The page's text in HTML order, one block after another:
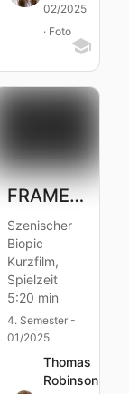
02/2025
· Foto
FRAME BY FRAME
Szenischer
Biopic
Kurzfilm,
Spielzeit
5:20 min
4. Semester -
01/2025
Thomas
Robinson